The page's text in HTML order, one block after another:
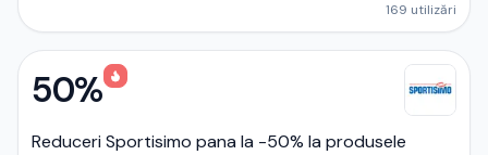
169 utilizări
50%
Reduceri Sportisimo pana la -50% la produsele